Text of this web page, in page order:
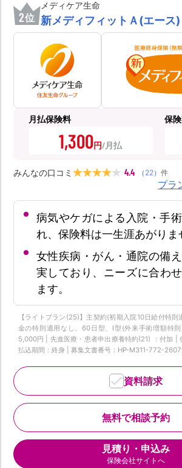
2位
メディケア生命
新メディフィットＡ(エース)
月払保険料
1,300円
保
みんなの口コミ 4.4 （ 22） 件
プラ
病気やケガによる入院・手
れ、保険料は一生涯あがりま
女性疾病・がん・通院の備
実しており、ニーズに合わ
ます。
【ライトプラン(25)】主契約(初期入院10日給付特
金の特則適用なし、60日型、I型(外来手術増額特
5,000円 | 先進医療・患者申出療養特約(21) ：付加 |
払込期間：終身 | 募集文書番号：HP-M311-772-
無料で相談予約
資料請求
見積り・申込み
保険会社サイトへ